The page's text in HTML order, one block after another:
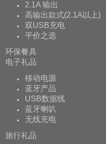
2.1A 输出
高输出款式(2.1A以上)
双USB充电
平价之选
环保餐具
电子礼品
移动电源
蓝牙产品
USB数据线
蓝牙喇叭
无线充电
旅行礼品